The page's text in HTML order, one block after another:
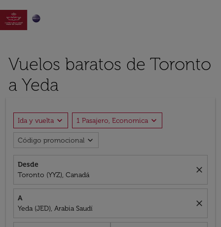

Vuelos baratos de Toronto
a Yeda
Ida y vuelta expand_more 1 Pasajero, Economica expand_more
Código promocional expand_more
Desde
Toronto (YYZ), Canadá
close
A
Yeda (JED), Arabia Saudí
close